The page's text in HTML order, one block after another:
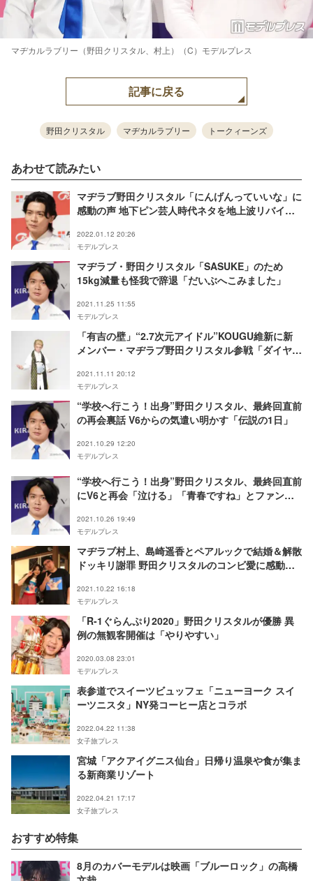
マヂカルラブリー（野田クリスタル、村上）（C）モデルプレス
記事に戻る
野田クリスタル マヂカルラブリー トークィーンズ
あわせて読みたい
マヂラブ野田クリスタル「にんげんっていいな」に
感動の声 地下ピン芸人時代ネタを地上波リバイバ
2022.01.12 20:26
モデルプレス
マヂラブ・野田クリスタル「SASUKE」のため
15kg減量も怪我で辞退「だいぶへこみました」
2021.11.25 11:55
モデルプレス
「有吉の壁」“2.7次元アイドル”KOUGU維新に新
メンバー・マヂラブ野田クリスタル参戦「ダイヤモ
零」
2021.11.11 20:12
モデルプレス
“学校へ行こう！出身”野田クリスタル、最終回直前
の再会裏話 V6からの気遣い明かす「伝説の1日」
2021.10.29 12:20
モデルプレス
“学校へ行こう！出身”野田クリスタル、最終回直前
にV6と再会「泣ける」「青春ですね」とファン感
2021.10.26 19:49
モデルプレス
マヂラブ村上、島崎遥香とペアルックで結婚＆解散
ドッキリ謝罪 野田クリスタルのコンビ愛に感動の
2021.10.22 16:18
モデルプレス
「R-1ぐらんぷり2020」野田クリスタルが優勝 異
例の無観客開催は「やりやすい」
2020.03.08 23:01
モデルプレス
表参道でスイーツビュッフェ「ニューヨーク スイ
ーツニスタ」NY発コーヒー店とコラボ
2022.04.22 11:38
女子旅プレス
宮城「アクアイグニス仙台」日帰り温泉や食が集ま
る新商業リゾート
2022.04.21 17:17
女子旅プレス
おすすめ特集
8月のカバーモデルは映画「ブルーロック」の高橋